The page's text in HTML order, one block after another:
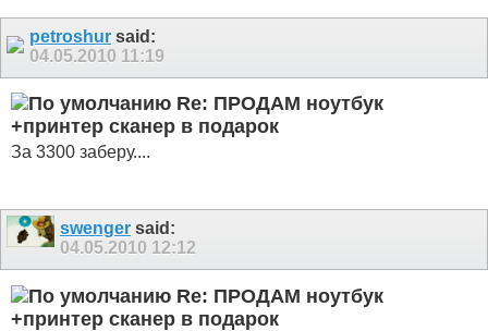
petroshur said:
04.05.2010 11:19
Re: ПРОДАМ ноутбук
+принтер сканер в подарок
За 3300 заберу....
swenger said:
04.05.2010 12:12
Re: ПРОДАМ ноутбук
+принтер сканер в подарок